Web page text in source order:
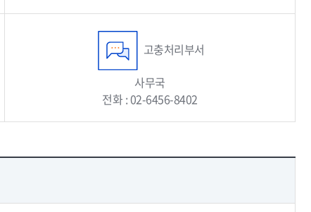
고충처리부서
사무국
전화 : 02-6456-8402